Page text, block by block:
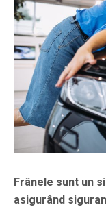
Frânele sunt un
asigurând